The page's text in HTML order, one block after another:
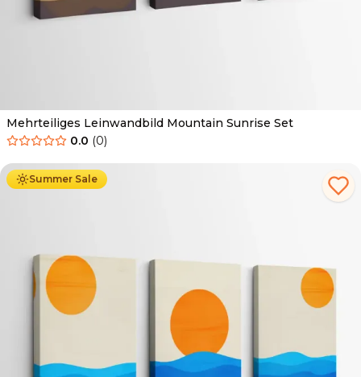
Mehrteiliges Leinwandbild Mountain Sunrise Set
0.0 (0)
Summer Sale
Ab 44.90 € 25.90